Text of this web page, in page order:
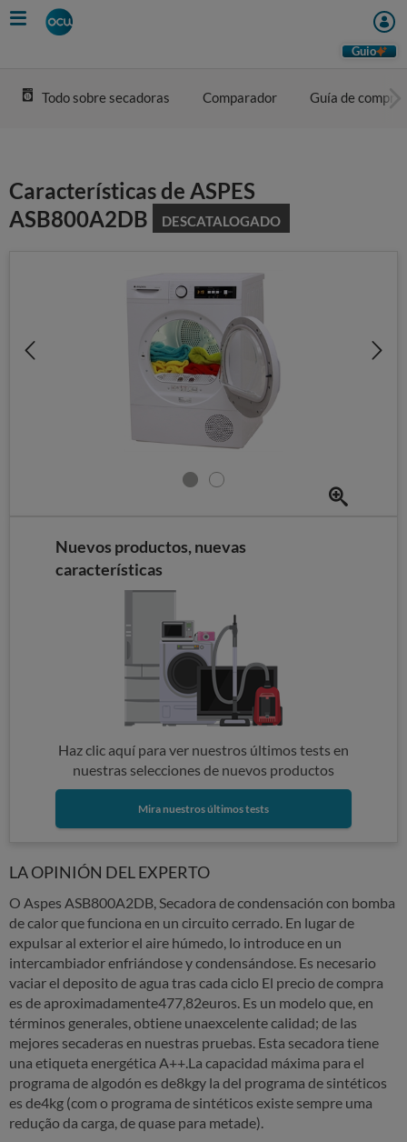
Skip
to
Guio
Todo sobre secadoras Comparador Guía de compra
Características de ASPES
ASB800A2DB
DESCATALOGADO
Nuevos productos, nuevas
características
Haz clic aquí para ver nuestros últimos tests en
nuestras selecciones de nuevos productos
Mira nuestros últimos tests
LA OPINIÓN DEL EXPERTO
O Aspes ASB800A2DB, Secadora de condensación con bomba
de calor que funciona en un circuito cerrado. En lugar de
expulsar al exterior el aire húmedo, lo introduce en un
intercambiador enfriándose y condensándose. Es necesario
vaciar el deposito de agua tras cada ciclo El precio de compra
es de aproximadamente477,82euros. Es un modelo que, en
términos generales, obtiene unaexcelente calidad; de las
mejores secaderas en nuestras pruebas. Esta secadora tiene
una etiqueta energética A++.La capacidad máxima para el
programa de algodón es de8kgy la del programa de sintéticos
es de4kg (com o programa de sintéticos existe sempre uma
redução da carga, de quase para metade).